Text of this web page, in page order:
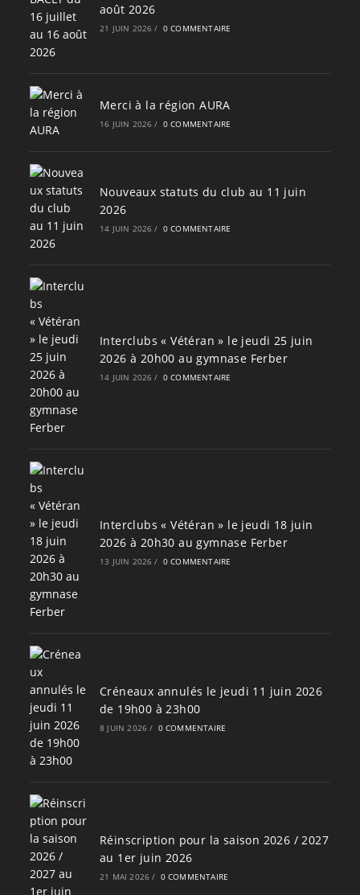
août 2026
21 JUIN 2026 / 0 COMMENTAIRE
Merci à la région AURA
16 JUIN 2026 / 0 COMMENTAIRE
Nouveaux statuts du club au 11 juin
2026
14 JUIN 2026 / 0 COMMENTAIRE
Interclubs « Vétéran » le jeudi 25 juin
2026 à 20h00 au gymnase Ferber
14 JUIN 2026 / 0 COMMENTAIRE
Interclubs « Vétéran » le jeudi 18 juin
2026 à 20h30 au gymnase Ferber
13 JUIN 2026 / 0 COMMENTAIRE
Créneaux annulés le jeudi 11 juin 2026
de 19h00 à 23h00
8 JUIN 2026 / 0 COMMENTAIRE
Réinscription pour la saison 2026 / 2027
au 1er juin 2026
21 MAI 2026 / 0 COMMENTAIRE